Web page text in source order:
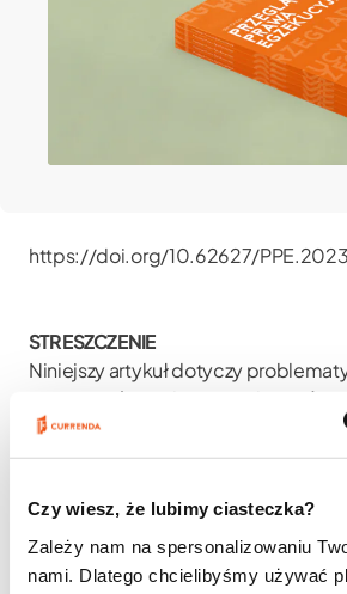
Czy wiesz, że lubimy ciasteczka?
Zależy nam na spersonalizowaniu
nami. Dlatego chcielibyśmy używać
https://doi.org/10.62627/
STRESZCZENIE
Niniejszy artykuł dotyczy
ograniczeń egzekucji z ruchomości
przepisów Kodeksu postępowania
Przedstawiono w nim
podlegają wyłączeniu z egzekucji)
się do uznanych reguł wykładni
dorobku doktryny i judykatury.